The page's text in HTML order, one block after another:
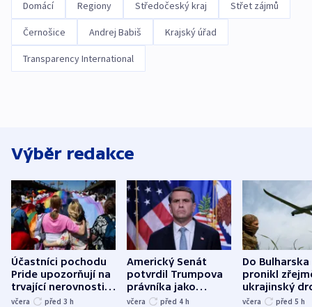
Domácí Regiony Středočeský kraj Střet zájmů
Černošice Andrej Babiš Krajský úřad
Transparency International
Výběr redakce
Účastníci pochodu
Pride upozorňují na
trvající nerovnosti i
společenskou
včera před 3 h
Americký Senát
potvrdil Trumpova
právníka jako
ministra
včera před 4 h
Do Bulharska
pronikl
ukrajinský
explodoval
včera před 5 h